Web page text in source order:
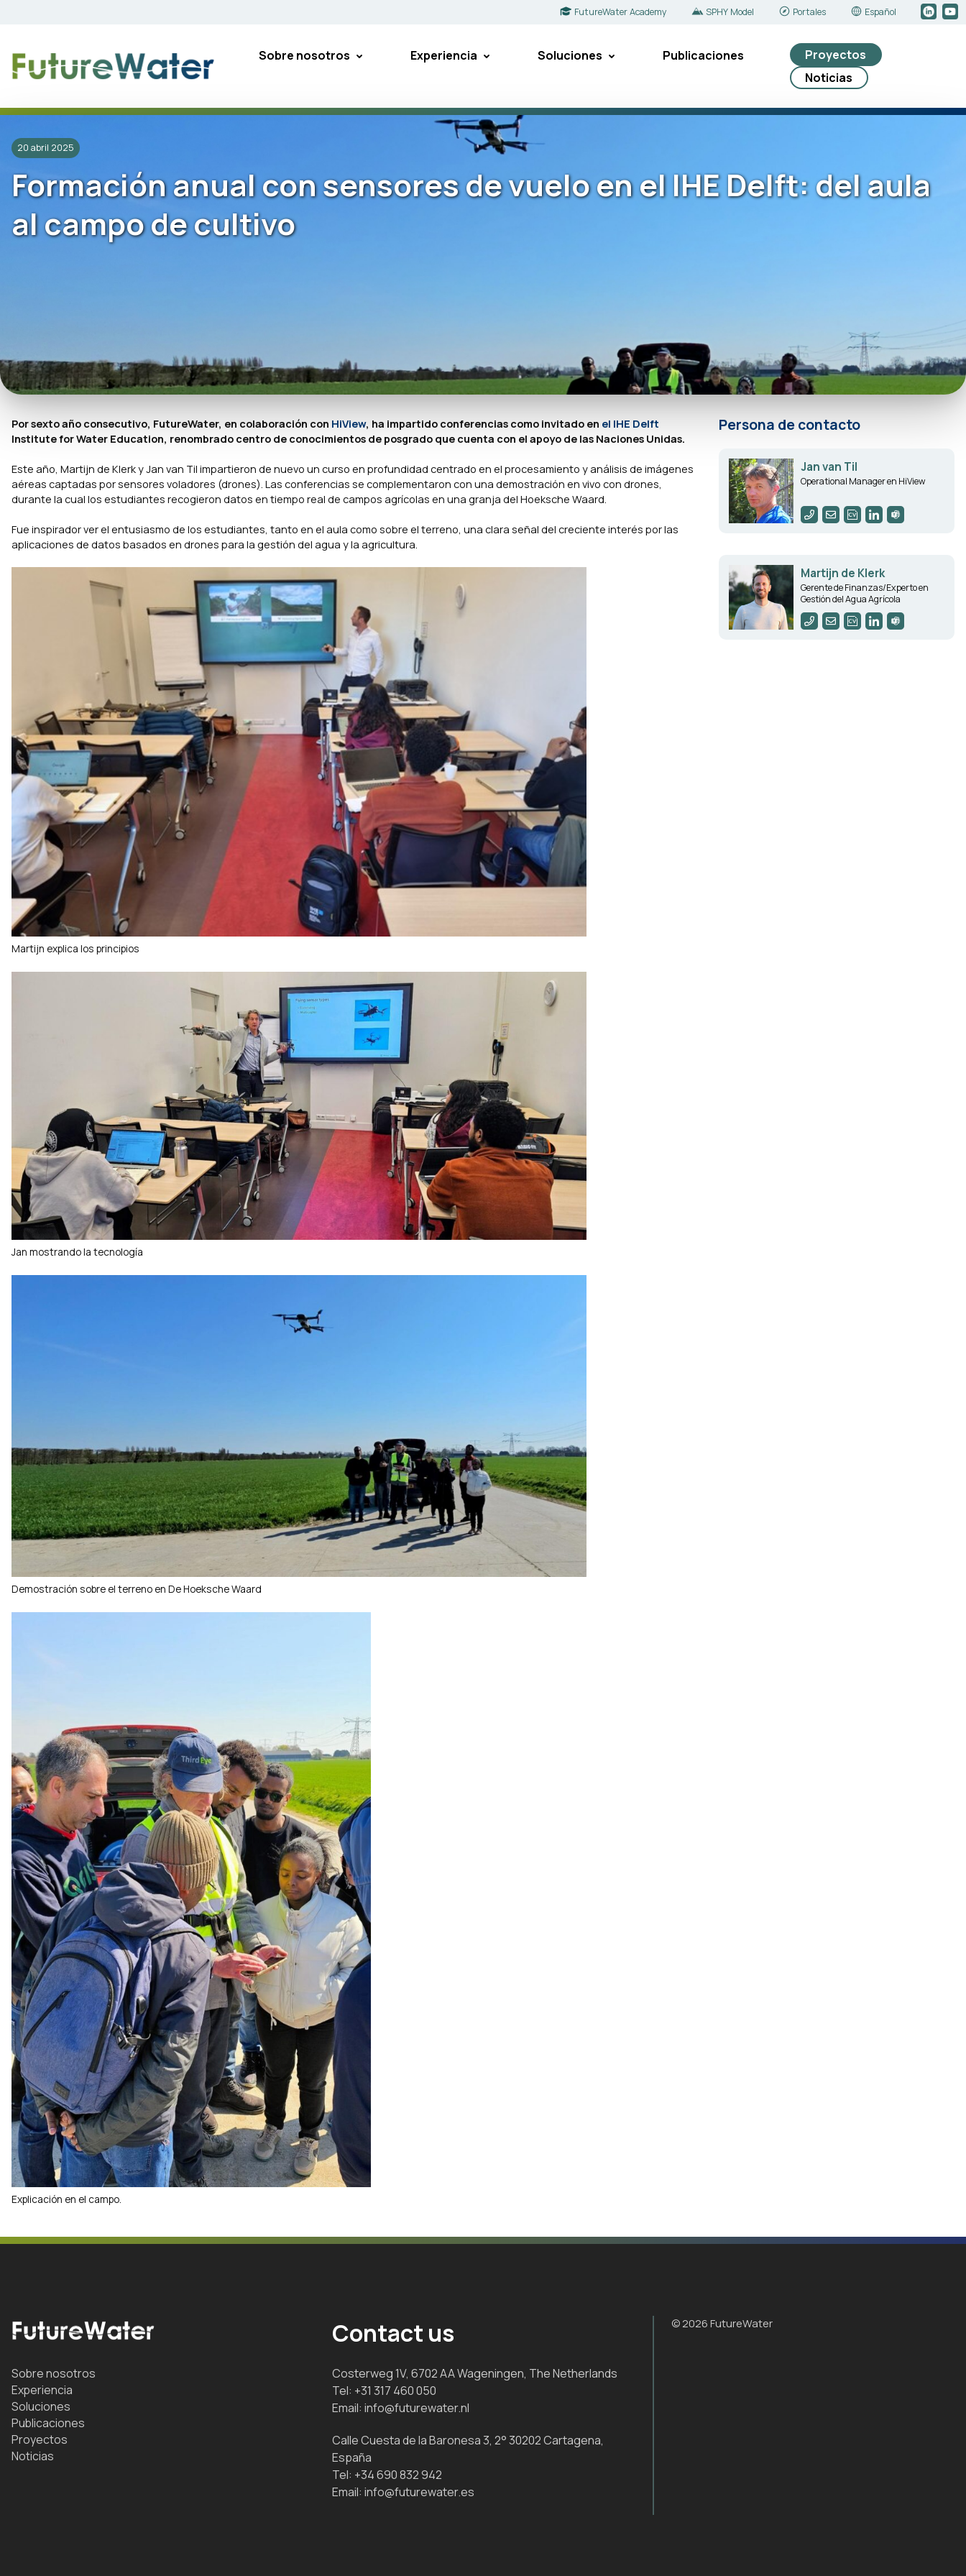
FutureWater Academy SPHY Model Portales Español
Sobre nosotros Experiencia Soluciones Publicaciones
Proyectos
Noticias
20 abril 2025
Formación anual con sensores de vuelo en el IHE Delft: del aula
al campo de cultivo
Por sexto año consecutivo, FutureWater, en colaboración con HiView, ha impartido conferencias como invitado en el IHE Delft
Institute for Water Education, renombrado centro de conocimientos de posgrado que cuenta con el apoyo de las Naciones Unidas.
Este año, Martijn de Klerk y Jan van Til impartieron de nuevo un curso en profundidad centrado en el procesamiento y análisis de imágenes
aéreas captadas por sensores voladores (drones). Las conferencias se complementaron con una demostración en vivo con drones,
durante la cual los estudiantes recogieron datos en tiempo real de campos agrícolas en una granja del Hoeksche Waard.
Fue inspirador ver el entusiasmo de los estudiantes, tanto en el aula como sobre el terreno, una clara señal del creciente interés por las
aplicaciones de datos basados en drones para la gestión del agua y la agricultura.
Martijn explica los principios
Jan mostrando la tecnología
Demostración sobre el terreno en De Hoeksche Waard
Explicación en el campo.
Persona de contacto
Jan van Til
Operational Manager en HiView
Martijn de Klerk
Gerente de Finanzas/Experto en
Gestión del Agua Agrícola
Sobre nosotros
Experiencia
Soluciones
Publicaciones
Proyectos
Noticias
Contact us
Costerweg 1V, 6702 AA Wageningen, The Netherlands
Tel: +31 317 460 050
Email:info@futurewater.nl
Calle Cuesta de la Baronesa 3, 2° 30202 Cartagena,
España
Tel: +34 690 832 942
Email:info@futurewater.es
© 2026 FutureWater